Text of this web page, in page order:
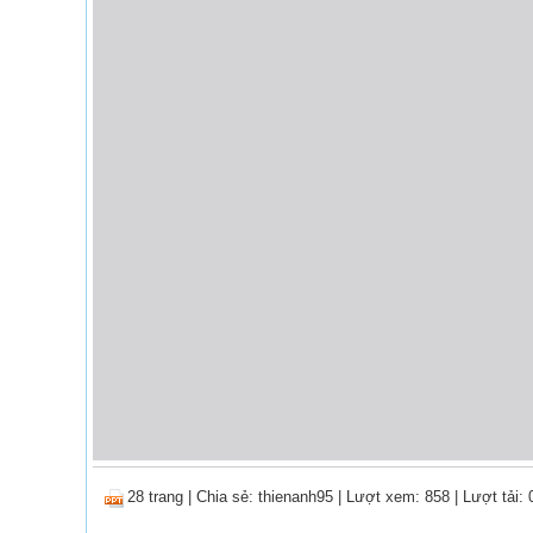
28 trang Chia sẻ: thienanh95 | Lượt xem: 858 | Lượt tải: